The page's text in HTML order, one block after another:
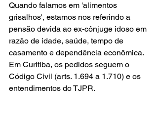
Quando falamos em 'alimentos
grisalhos', estamos nos referindo a
pensão devida ao ex-cônjuge idoso em
razão de idade, saúde, tempo de
casamento e dependência econômica.
Em Curitiba, os pedidos seguem o
Código Civil (arts. 1.694 a 1.710) e os
entendimentos do TJPR.